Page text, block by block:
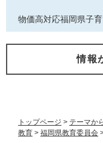
トップページ > テーマか
教育 > 福岡県教育委員会
物価高対応福岡県子
情報